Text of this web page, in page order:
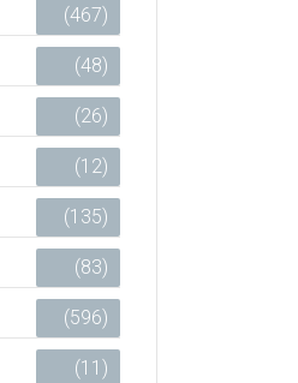
(467)
(48)
(26)
(12)
(135)
(83)
(596)
(11)